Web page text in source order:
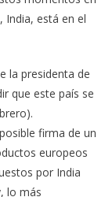
India, está en el
la presidenta de
que este país se
firma de un
europeos
por India
lo más